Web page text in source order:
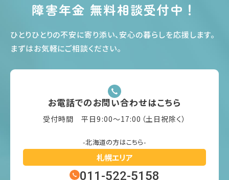
障害年金 無料相談受付中！
ひとりひとりの不安に寄り添い、安心の暮らしを応援します。
まずはお気軽にご相談ください。
お電話でのお問い合わせはこちら
受付時間 平日9:00〜17:00（土日祝除く）
-北海道の方はこちら-
札幌エリア
011-522-5158